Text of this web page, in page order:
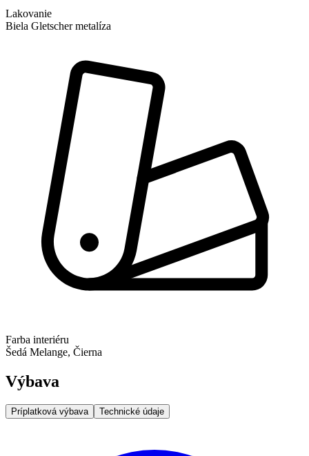
Lakovanie
Biela Gletscher metalíza
Farba interiéru
Šedá Melange, Čierna
Výbava
Príplatková výbava Technické údaje